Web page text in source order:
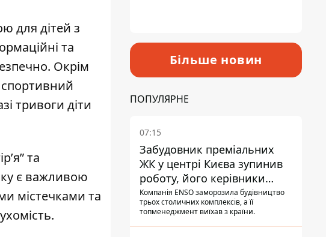
для дітей з
та
Окрім
спортивний
тривоги діти
та
є важливою
містечками та
Більше новин
ПОПУЛЯРНЕ
07:15
Забудовник преміальних
ЖК у центрі Києва зупинив
роботу, його керівники
втекли з України - Bihus.info
Компанія ENSO заморозила будівництво
трьох столичних комплексів, а її
топменеджмент виїхав з країни.